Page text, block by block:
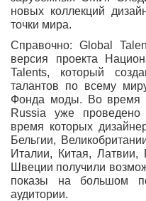
новых коллекций
точки мира.
Справочно: Global
версия проекта
Talents, который
талантов по всему
Фонда моды. Во время
Russia уже
время которых
Бельгии,
Италии, Китая,
Швеции получили
показы на большом
аудитории.